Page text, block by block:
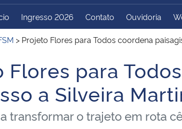
Ministério do Turismo
Ministério do
Desenvolvimento
Gabinete de Segurança
Institucional
Advocacia-Geral
do Sítio
Ingresso 2026 Contato Ouvidoria
> Projeto Flores para Todos coordena
Flores para
a Silveira
transformar o trajeto em rota